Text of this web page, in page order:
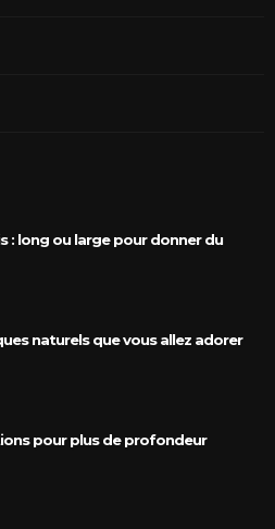
: long ou large pour donner du
naturels que vous allez adorer
pour plus de profondeur